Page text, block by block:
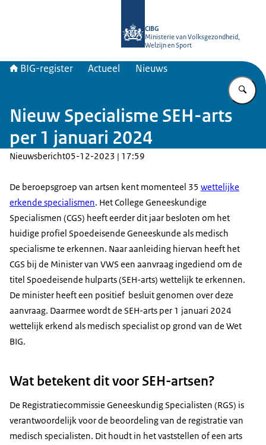
CIBG
Ministerie van Volksgezondheid,
Welzijn en Sport
BIG-register Actueel Nieuws
Nieuw Specialisme SEH-arts
per 1 januari 2024
Nieuwsbericht05-12-2023 | 17:59
De beroepsgroep van artsen kent momenteel 35 wettelijke
erkende specialismen. Het College Geneeskundige
Specialismen (CGS) heeft eerder dit jaar besloten om het
huidige profiel Spoedeisende Geneeskunde als medisch
specialisme te erkennen. Naar aanleiding hiervan heeft het
CGS bij de Minister van VWS een aanvraag ingediend om de
titel Spoedeisende hulparts (SEH-arts) wettelijk te erkennen.
De minister heeft een positief besluit genomen over deze
aanvraag. Daarmee wordt de SEH-arts per 1 januari 2024
wettelijk erkend als medisch specialist op grond van de Wet
BIG.
Wat betekent dit voor SEH-artsen?
De Registratiecommissie Geneeskundig Specialisten (RGS) is
verantwoordelijk voor de beoordeling van de registratie van
medisch specialisten. Dit houdt in het vaststellen of een arts